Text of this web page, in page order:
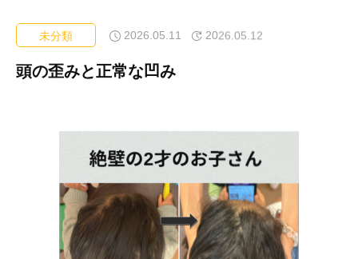
未分類 2026.05.11 2026.05.12
頭の歪みと正常な凹み